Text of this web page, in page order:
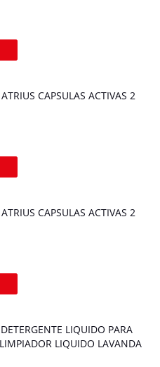
CAPSULAS ACTIVAS 2
CAPSULAS ACTIVAS 2
LIQUIDO PARA
LIQUIDO LAVANDA